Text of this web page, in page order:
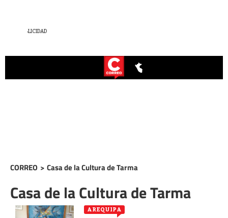
CORREO > Casa de la Cultura de Tarma
Casa de la Cultura de Tarma
AREQUIPA